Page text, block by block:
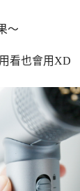
～
看也會用XD